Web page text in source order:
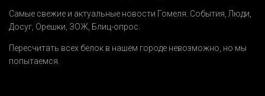
Самые свежие и актуальные новости Гомеля. События Люди
Досуг Орешки ЗОЖ Блиц-опрос
Пересчитать всех белок в нашем городе невозможно, но мы
попытаемся.